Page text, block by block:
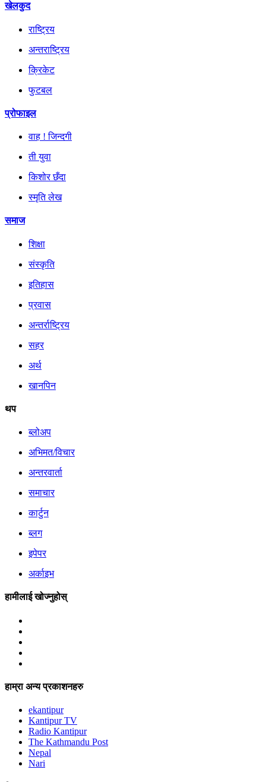
खेलकुद
राष्ट्रिय
अन्तराष्ट्रिय
क्रिकेट
फुटबल
प्रोफाइल
वाह ! जिन्दगी
ती युवा
किशोर छँदा
स्मृति लेख
समाज
शिक्षा
संस्कृति
इतिहास
प्रवास
अन्तर्राष्ट्रिय
सहर
अर्थ
खानपिन
थप
ब्लोअप
अभिमत/विचार
अन्तरवार्ता
समाचार
कार्टुन
ब्लग
इपेपर
अर्काइभ
हामीलाई खोज्नुहोस्
हाम्रा अन्य प्रकाशनहरु
ekantipur
Kantipur TV
Radio Kantipur
The Kathmandu Post
Nepal
Nari